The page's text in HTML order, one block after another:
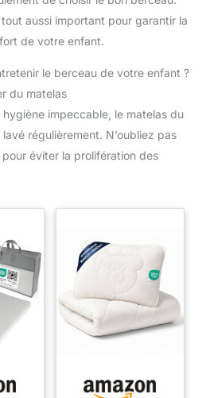
aussi important pour garantir la
de votre enfant.
le berceau de votre enfant ?
du matelas
hygiène impeccable, le matelas du
régulièrement. N’oubliez pas
éviter la prolifération des